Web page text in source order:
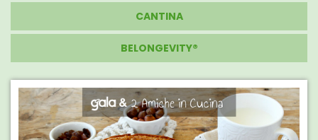
CANTINA
BELONGEVITY®